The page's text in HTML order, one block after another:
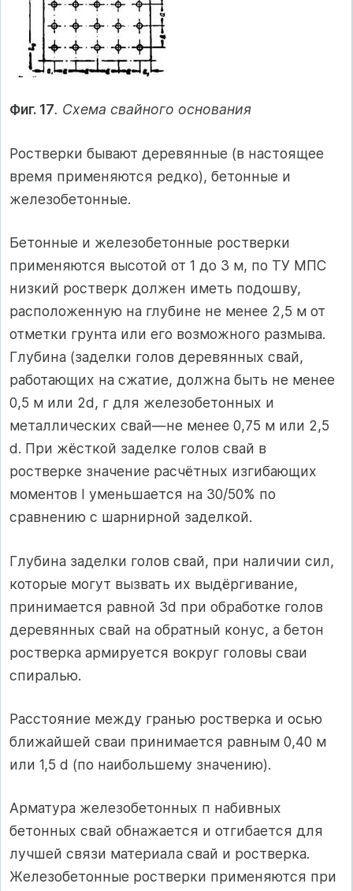
Фиг. 17. Схема свайного основания
Ростверки бывают деревянные (в настоящее
время применяются редко), бетонные и
железобетонные.
Бетонные и железобетонные ростверки
применяются высотой от 1 до 3 м, по ТУ МПС
низкий ростверк должен иметь подошву,
расположенную на глубине не менее 2,5 м от
отметки грунта или его возможного размыва.
Глубина (заделки голов деревянных свай,
работающих на сжатие, должна быть не менее
0,5 м или 2d, г для железобетонных и
металлических свай—не менее 0,75 м или 2,5
d. При жёсткой заделке голов свай в
ростверке значение расчётных изгибающих
моментов I уменьшается на 30/50% по
сравнению с шарнирной заделкой.
Глубина заделки голов свай, при наличии сил,
которые могут вызвать их выдёргивание,
принимается равной 3d при обработке голов
деревянных свай на обратный конус, а бетон
ростверка армируется вокруг головы сваи
спиралью.
Расстояние между гранью ростверка и осью
ближайшей сваи принимается равным 0,40 м
или 1,5 d (по наибольшему значению).
Арматура железобетонных п набивных
бетонных свай обнажается и отгибается для
лучшей связи материала свай и ростверка.
Железобетонные ростверки применяются при